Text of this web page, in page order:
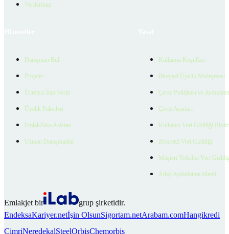
Verilerimiz
Danışman Bul
Projeler
Ücretsiz İlan Verin
Üyelik Paketleri
EmlakZeka Asistan
Uzman Danışmanlar
Kullanım Koşulları
Bireysel Üyelik Sözleşmesi
Çerez Politikası ve
Çerez Ayarları
Kullanıcı Veri Gizliliği
Ziyaretçi Veri Gizliliği
Müşteri Yetkilisi Veri
Aday Aydınlatma Metni
Emlakjet bir
grup şirketidir.
EndeksaKariyer.netİşin OlsunSigortam.netArabam.comHangikredi
CimriNeredekalSteelOrbisChemorbis